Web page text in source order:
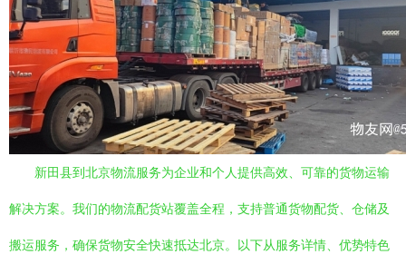
新田县到北京物流服务为企业和个人提供高效、可靠的货物运输
解决方案。我们的物流配货站覆盖全程，支持普通货物配货、仓储及
搬运服务，确保货物安全快速抵达北京。以下从服务详情、优势特色